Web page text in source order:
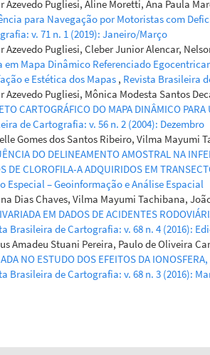
Azevedo Pugliesi, Aline Moretti, Ana Paula
para Navegação por Motoristas com
v. 71 n. 1 (2019): Janeiro/Março
Azevedo Pugliesi, Cleber Junior Alencar,
em Mapa Dinâmico Referenciado
e Estética dos Mapas , Revista Brasileira
Azevedo Pugliesi, Mônica Modesta Santos
CARTOGRÁFICO DO MAPA DINÂMICO
de Cartografia: v. 56 n. 2 (2004): Dezembro
Gomes dos Santos Ribeiro, Vilma Mayumi
DO DELINEAMENTO AMOSTRAL NA
DE CLOROFILA-A ADQUIRIDOS EM
Especial – Geoinformação e Análise Espacial
Dias Chaves, Vilma Mayumi Tachibana,
EM DADOS DE ACIDENTES
Brasileira de Cartografia: v. 68 n. 4 (2016):
Amadeu Stuani Pereira, Paulo de Oliveira
NO ESTUDO DOS EFEITOS DA
Brasileira de Cartografia: v. 68 n. 3 (2016):